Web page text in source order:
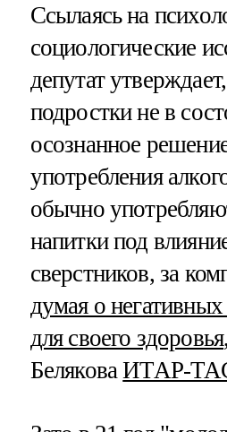
Ссылаясь на
социологические
депутат
подростки не в
осознанное
употребления
обычно
напитки под
сверстников, за
думая о
для своего здоровья
БеляковаИТАР-